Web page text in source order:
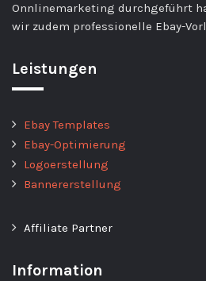
Onnlinemarketing durchgeführt
wir zudem professionelle Ebay-
Leistungen
Ebay Templates
Ebay-Optimierung
Logoerstellung
Bannererstellung
Affiliate Partner
Information